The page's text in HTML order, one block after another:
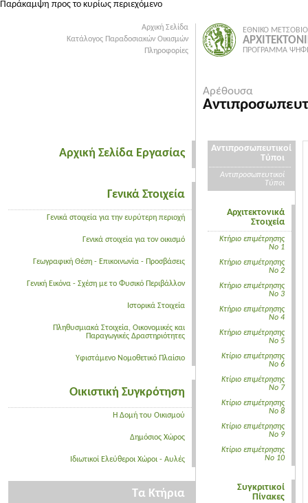
Παράκαμψη προς το κυρίως περιεχόμενο
Αρχική Σελίδα
Κατάλογος Παραδοσιακών Οικισμών
Πληροφορίες
Αρχική Σελίδα Εργασίας
Γενικά Στοιχεία
Γενικά στοιχεία για την ευρύτερη περιοχή
Γενικά στοιχεία για τον οικισμό
Γεωγραφική Θέση - Επικοινωνία - Προσβάσεις
Γενική Εικόνα - Σχέση με το Φυσικό Περιβάλλον
Ιστορικά Στοιχεία
Πληθυσμιακά Στοιχεία, Οικονομικές και
Παραγωγικές Δραστηριότητες
Υφιστάμενο Νομοθετικό Πλαίσιο
Οικιστική Συγκρότηση
Η Δομή του Οικισμού
Δημόσιος Χώρος
Ιδιωτικοί Ελεύθεροι Χώροι - Αυλές
Τα Κτήρια
ΕΘΝΙΚΟ
ΠΡΟΓΡΑΜΜΑ
Αρέθουσα
Αντιπροσωπευτικοί
Τύποι
Αντιπροσωπευτικοί
Τύποι
Αρχιτεκτονικά
Στοιχεία
Κτήριο επιμέτρησης
Νο 1
Κτήριο επιμέτρησης
Νο 2
Κτήριο επιμέτρησης
Νο 3
Κτήριο επιμέτρησης
Νο 4
Κτήριο επιμέτρησης
Νο 5
Κτίριο επιμέτρησης
Νο 6
Κτίριο επιμέτρησης
Νο 7
Κτίριο επιμέτρησης
Νο 8
Κτίριο επιμέτρησης
Νο 9
Κτίριο επιμέτρησης
Νο 10
Συγκριτικοί
Πίνακες